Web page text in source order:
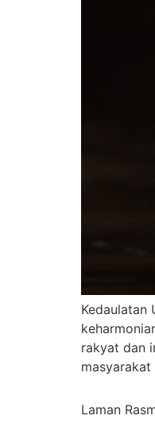
Kedaulatan
rakyat dan
Laman